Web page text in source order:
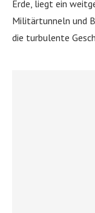
Erde, liegt ein
Militärtunneln und
die turbulente